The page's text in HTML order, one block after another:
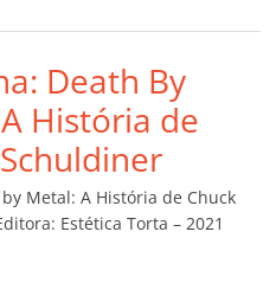
n
gl
e
Cl
a
ss
ro
y
Li
n
k
p
ar
til
h
ar
Death By
História de
by Metal: A História de Chuck
Estética Torta – 2021